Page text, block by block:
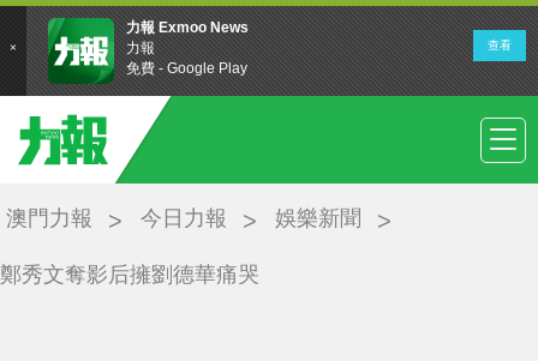
澳門力報 今日力報 娛樂新聞
鄭秀文奪影后擁劉德華痛哭